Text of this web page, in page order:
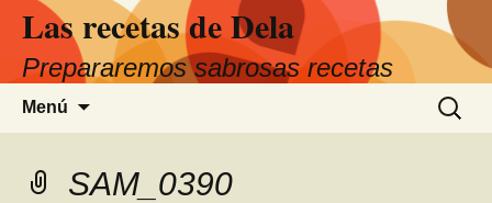
contenido
Las recetas de Dela
Prepararemos sabrosas recetas
Menú
Buscar:
SAM_0390